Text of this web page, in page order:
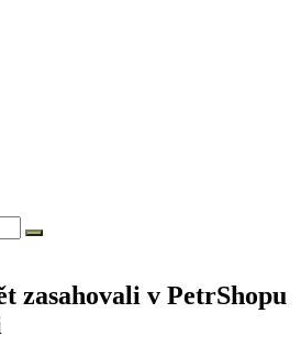
zasahovali v PetrShopu